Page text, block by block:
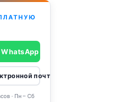
почте
· Пн – Сб